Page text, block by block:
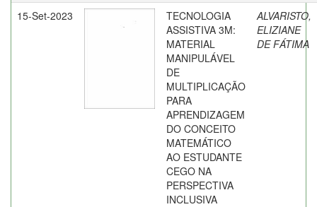
15-Set-2023
TECNOLOGIA
ASSISTIVA 3M:
MATERIAL
MANIPULÁVEL
DE
MULTIPLICAÇÃO
PARA
APRENDIZAGEM
DO CONCEITO
MATEMÁTICO
AO ESTUDANTE
CEGO NA
PERSPECTIVA
INCLUSIVA
ALVARISTO,
ELIZIANE
DE FÁTIMA